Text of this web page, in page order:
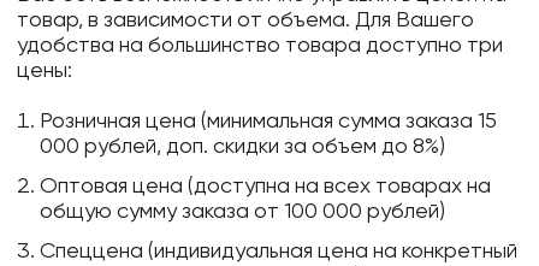
товар, в зависимости от объема. Для Вашего
удобства на большинство товара доступно три
цены:
Розничная цена (минимальная сумма заказа 15
000 рублей, доп. скидки за объем до 8%)
Оптовая цена (доступна на всех товарах на
общую сумму заказа от 100 000 рублей)
Спеццена (индивидуальная цена на конкретный